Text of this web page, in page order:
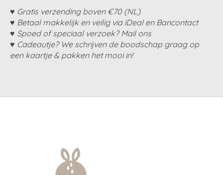
♥ Gratis verzending boven €70 (NL)
♥ Betaal makkelijk en veilig via iDeal en Bancontact
♥ Spoed of speciaal verzoek? Mail ons
♥ Cadeautje? We schrijven de boodschap graag op
een kaartje & pakken het mooi in!